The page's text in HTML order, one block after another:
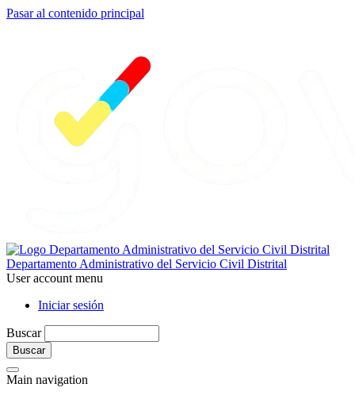
Pasar al contenido principal
Departamento Administrativo del Servicio Civil Distrital
User account menu
Iniciar sesión
Buscar
Main navigation